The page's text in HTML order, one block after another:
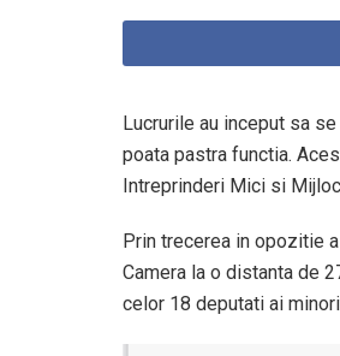
Lucrurile au inceput sa
poata pastra functia.
Intreprinderi Mici si
Prin trecerea in opozitie
Camera la o distanta de
celor 18 deputati ai